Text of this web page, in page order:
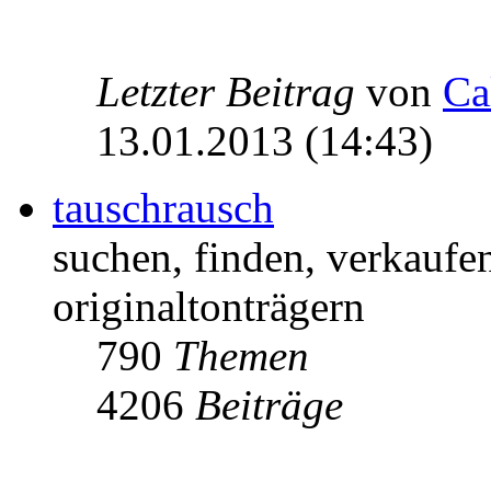
Letzter Beitrag von
13.01.2013 (14:43)
tauschrausch
suchen, finden,
originaltonträgern
790 Themen
4206 Beiträge